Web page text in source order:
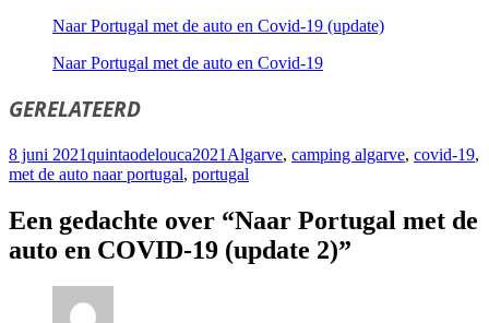
Naar Portugal met de auto en Covid-19 (update)
Naar Portugal met de auto en Covid-19
GERELATEERD
Geplaatst
op
8 juni 2021Auteur
quintaodeloucaCategorieën
2021 Tags
Algarve, camping algarve, covid-19,
met de auto naar portugal, portugal
Een gedachte over “Naar Portugal met de
auto en COVID-19 (update 2)”